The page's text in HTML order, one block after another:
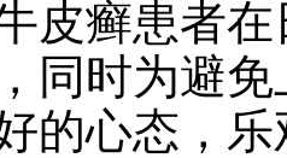
皮癣患者
同时为避
的心态，